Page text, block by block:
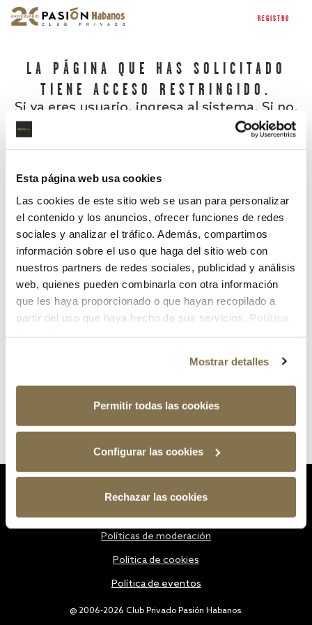
Esta página web usa cookies
Las cookies de este sitio web se usan para personalizar
el contenido y los anuncios, ofrecer funciones de redes
sociales y analizar el tráfico. Además, compartimos
información sobre el uso que haga del sitio web con
nuestros partners de redes sociales, publicidad y análisis
web, quienes pueden combinarla con otra información
que les haya proporcionado o que hayan recopilado a
partir del uso que haya hecho de sus servicios. Política
Mostrar detalles
Permitir todas las cookies
Configurar las cookies
Rechazar las cookies
REGISTRO
LA PÁGINA QUE HAS SOLICITADO
TIENE ACCESO RESTRINGIDO.
Si ya eres usuario, ingresa al sistema. Si no,
¿Has olvidado tu contraseña?
@ 2006-2026 Club Privado Pasión Habanos.
Políticas de moderación
Política de cookies
Política de eventos